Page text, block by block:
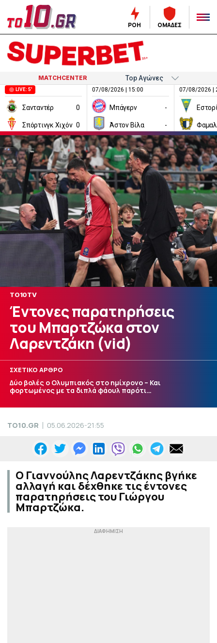
ΡΟΗ ΟΜΑΔΕΣ
MATCHCENTER
LIVE: 5'
Σανταντέρ 0
Σπόρτινγκ Χιχόν 0
07/08/2026 | 15:00
Μπάγερν -
Άστον Βίλα -
07/08/2026 |
TO10TV
Έντονες παρατηρήσεις
του Μπαρτζώκα στον
Λαρεντζάκη (vid)
ΣΧΕΤΙΚΟ ΑΡΘΡΟ
Δύο βολές ο Ολυμπιακός στο ημίχρονο – Και
φορτωμένος με τα διπλά φάουλ παρότι…
TO10.GR 05.06.2026-21:55
Ο Γιαννούλης Λαρεντζάκης βγήκε
αλλαγή και δέχθηκε τις έντονες
παρατηρήσεις του Γιώργου
Μπαρτζώκα.